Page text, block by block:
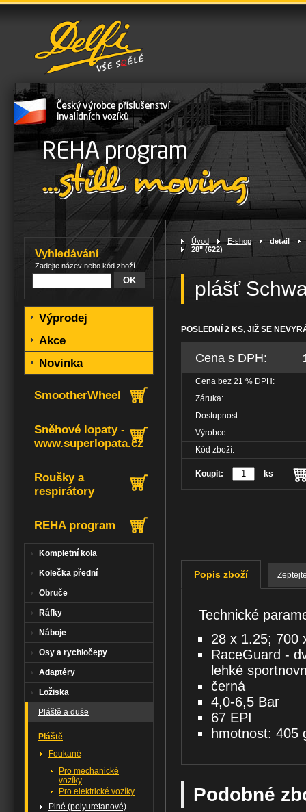
Úvod > E-shop> detail
28" (622)
plášť
POSLEDNÍ 2 KS, JIŽ SE
Cena s DPH:
Cena bez 21 % DPH:
Záruka:
Dostupnost:
Výrobce:
Kód zboží:
Koupit: ks
Popis zboží
Technické
28 x 1.25; 700
RaceGuard -
lehké
černá
4,0-6,5 Bar
67 EPI
hmotnost: 405
Podobné
Vyhledávání
Zadejte název nebo kód zboží
Výprodej
Akce
Novinka
SmootherWheel
Sněhové lopaty -
www.superlopata.cz
Roušky a
respirátory
REHA program
Kompletní kola
Kolečka přední
Obruče
Ráfky
Náboje
Osy a rychločepy
Adaptéry
Ložiska
Pláště a duše
Pláště
Foukané
Pro mechanické
vozíky
Pro elektrické vozíky
Plné (polyuretanové)